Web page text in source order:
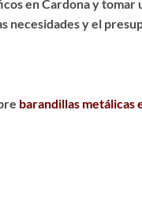
en Cardona y tomar
necesidades y el
barandillas metálicas